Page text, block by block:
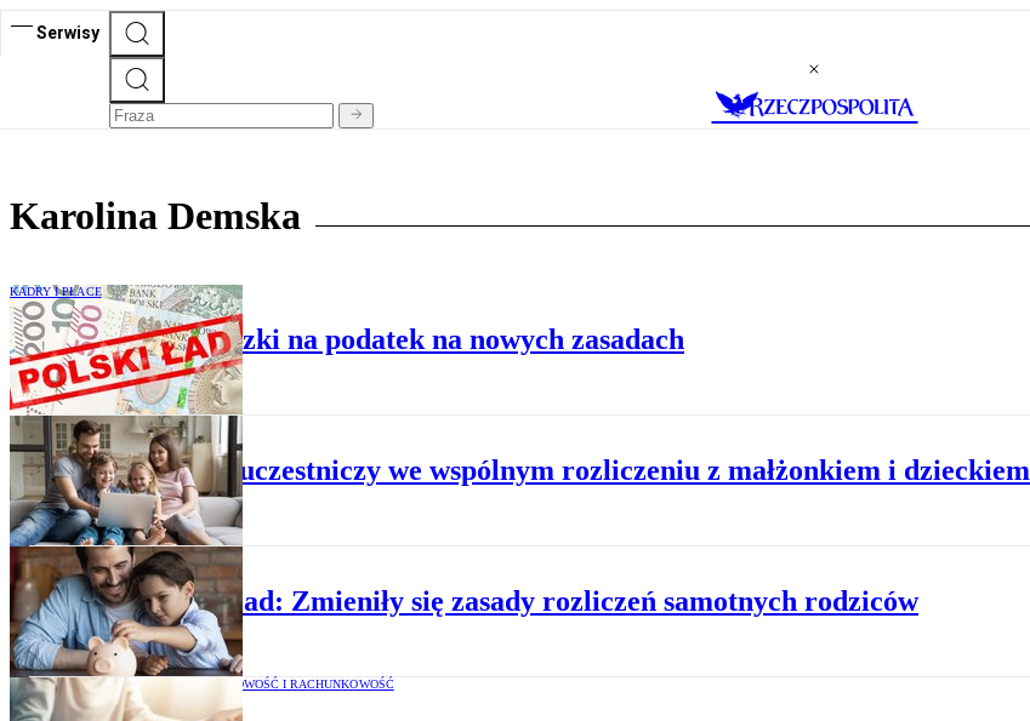
Serwisy
Karolina Demska
KADRY I PŁACE
Zmniejszanie zaliczki na podatek na nowych zasadach
KADRY I PŁACE
Płatnik uczestniczy we wspólnym rozliczeniu z małżonkiem i dzieckiem
PODATKI
Polski Ład: Zmieniły się zasady rozliczeń samotnych rodziców
PODATKI, KSIĘGOWOŚĆ I RACHUNKOWOŚĆ